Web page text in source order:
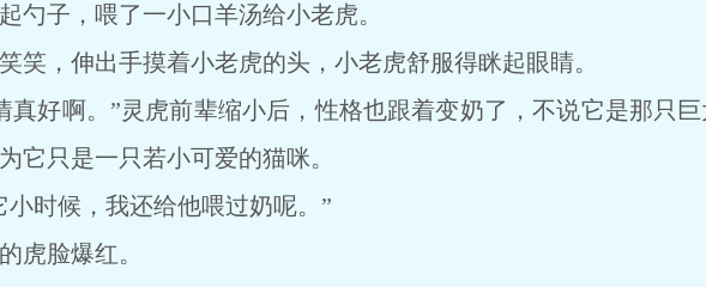
子，喂了一小口羊汤给小老虎。
，伸出手摸着小老虎的头，小老虎舒服得眯起眼睛。
好啊。”灵虎前辈缩小后，性格也跟着变奶了，不说它是那只巨
它只是一只若小可爱的猫咪。
时候，我还给他喂过奶呢。”
脸爆红。